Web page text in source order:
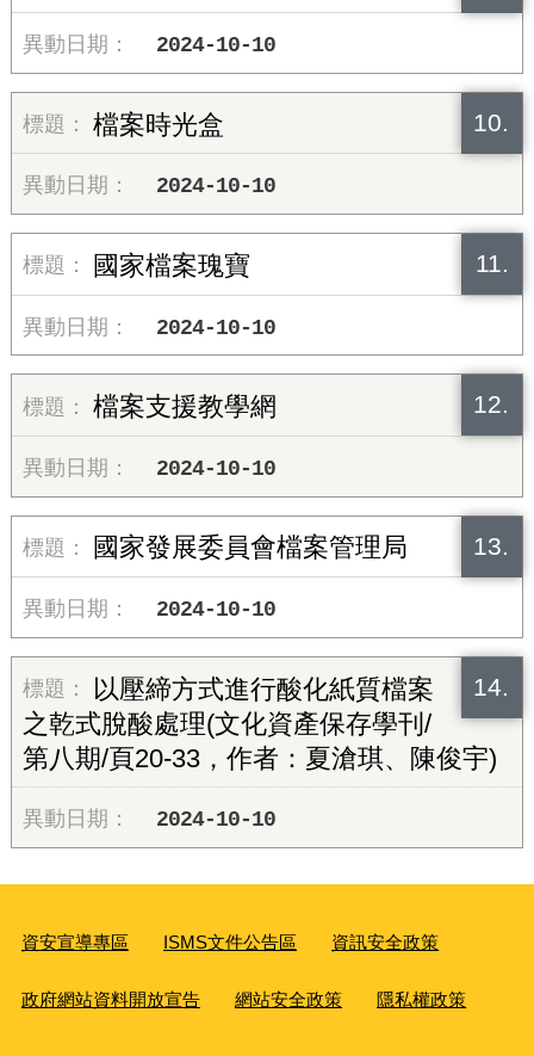
2024-10-10
10.
檔案時光盒
2024-10-10
11.
國家檔案瑰寶
2024-10-10
12.
檔案支援教學網
2024-10-10
13.
國家發展委員會檔案管理局
2024-10-10
14.
以壓締方式進行酸化紙質檔案
之乾式脫酸處理(文化資產保存學刊/
第八期/頁20-33，作者：夏滄琪、陳俊宇)
2024-10-10
資安宣導專區 ISMS文件公告區 資訊安全政策
政府網站資料開放宣告 網站安全政策 隱私權政策